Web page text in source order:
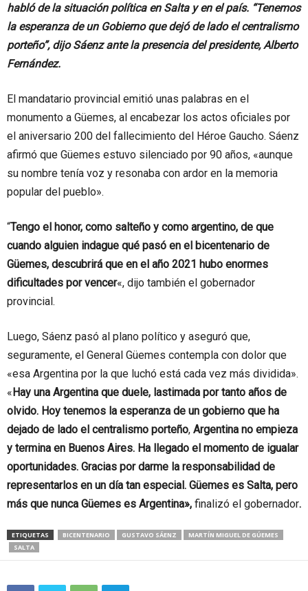
habló de la situación política en Salta y en el país. “Tenemos
la esperanza de un Gobierno que dejó de lado el centralismo
porteño”, dijo Sáenz ante la presencia del presidente, Alberto
Fernández.
El mandatario provincial emitió unas palabras en el
monumento a Güemes, al encabezar los actos oficiales por
el aniversario 200 del fallecimiento del Héroe Gaucho. Sáenz
afirmó que Güemes estuvo silenciado por 90 años, «aunque
su nombre tenía voz y resonaba con ardor en la memoria
popular del pueblo».
“Tengo el honor, como salteño y como argentino, de que
cuando alguien indague qué pasó en el bicentenario de
Güemes, descubrirá que en el año 2021 hubo enormes
dificultades por vencer«, dijo también el gobernador
provincial.
Luego, Sáenz pasó al plano político y aseguró que,
seguramente, el General Güemes contempla con dolor que
«esa Argentina por la que luchó está cada vez más dividida».
«Hay una Argentina que duele, lastimada por tanto años de
olvido. Hoy tenemos la esperanza de un gobierno que ha
dejado de lado el centralismo porteño, Argentina no empieza
y termina en Buenos Aires. Ha llegado el momento de igualar
oportunidades. Gracias por darme la responsabilidad de
representarlos en un día tan especial. Güemes es Salta, pero
más que nunca Güemes es Argentina», finalizó el gobernador.
ETIQUETAS BICENTENARIO GUSTAVO SÁENZ
MARTÍN MIGUEL DE GÚEMES
SALTA